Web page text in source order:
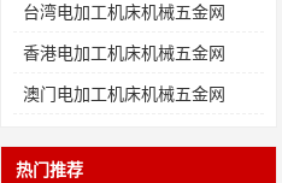
台湾电加工机床机械五金网
香港电加工机床机械五金网
澳门电加工机床机械五金网
热门推荐